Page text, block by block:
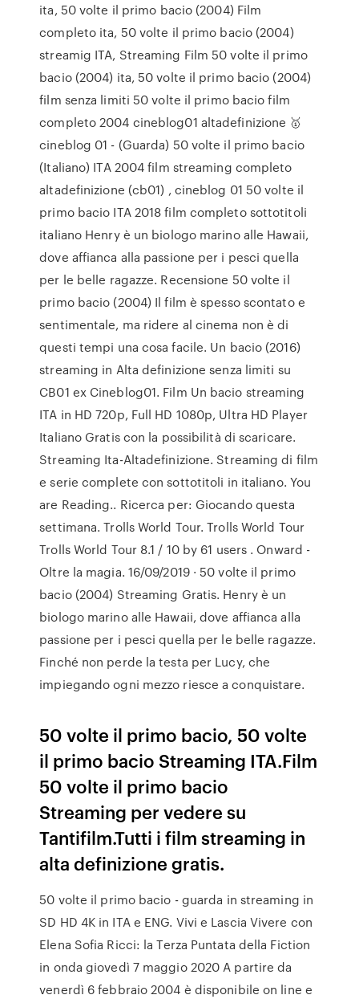
ita, 50 volte il primo bacio (2004) Film
completo ita, 50 volte il primo bacio (2004)
streamig ITA, Streaming Film 50 volte il primo
bacio (2004) ita, 50 volte il primo bacio (2004)
film senza limiti 50 volte il primo bacio film
completo 2004 cineblog01 altadefinizione 🥇
cineblog 01 - (Guarda) 50 volte il primo bacio
(Italiano) ITA 2004 film streaming completo
altadefinizione (cb01) , cineblog 01 50 volte il
primo bacio ITA 2018 film completo sottotitoli
italiano Henry è un biologo marino alle Hawaii,
dove affianca alla passione per i pesci quella
per le belle ragazze. Recensione 50 volte il
primo bacio (2004) Il film è spesso scontato e
sentimentale, ma ridere al cinema non è di
questi tempi una cosa facile. Un bacio (2016)
streaming in Alta definizione senza limiti su
CB01 ex Cineblog01. Film Un bacio streaming
ITA in HD 720p, Full HD 1080p, Ultra HD Player
Italiano Gratis con la possibilità di scaricare.
Streaming Ita-Altadefinizione. Streaming di film
e serie complete con sottotitoli in italiano. You
are Reading.. Ricerca per: Giocando questa
settimana. Trolls World Tour. Trolls World Tour
Trolls World Tour 8.1 / 10 by 61 users . Onward -
Oltre la magia. 16/09/2019 · 50 volte il primo
bacio (2004) Streaming Gratis. Henry è un
biologo marino alle Hawaii, dove affianca alla
passione per i pesci quella per le belle ragazze.
Finché non perde la testa per Lucy, che
impiegando ogni mezzo riesce a conquistare.
50 volte il primo bacio, 50 volte
il primo bacio Streaming ITA.Film
50 volte il primo bacio
Streaming per vedere su
Tantifilm.Tutti i film streaming in
alta definizione gratis.
50 volte il primo bacio - guarda in streaming in
SD HD 4K in ITA e ENG. Vivi e Lascia Vivere con
Elena Sofia Ricci: la Terza Puntata della Fiction
in onda giovedì 7 maggio 2020 A partire da
venerdì 6 febbraio 2004 è disponibile on line e